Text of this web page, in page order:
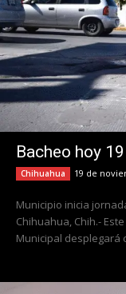
Bacheo hoy
Chihuahua 19 de
Municipio inicia
Chihuahua, Chih.-
Municipal desplegará